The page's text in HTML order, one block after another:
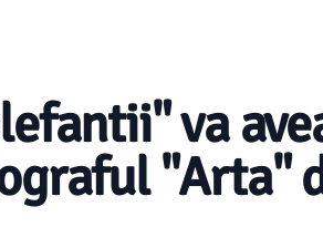
va
"Arta"